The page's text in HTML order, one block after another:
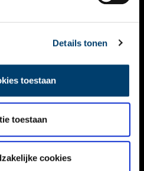
Details tonen
toestaan
toestaan
cookies